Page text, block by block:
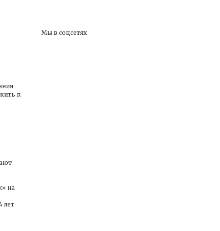
к
на
лет
Мы в соцсетях